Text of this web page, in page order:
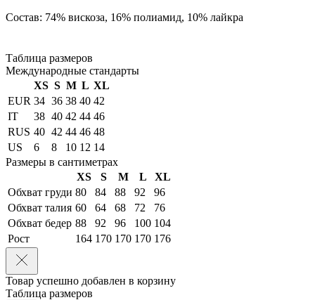
Состав: 74% вискоза, 16% полиамид, 10% лайкра
Таблица размеров
Международные стандарты
XS S M L XL
EUR 34 36 38 40 42
IT
38 40 42 44 46
RUS 40 42 44 46 48
US
6 8 10 12 14
Размеры в сантиметрах
XS
S M L
XL
Обхват груди 80 84 88 92
96
Обхват талия 60 64 68 72
76
Обхват бедер 88 92 96 100 104
Рост
164 170 170 170 176
Товар успешно добавлен в корзину
Таблица размеров